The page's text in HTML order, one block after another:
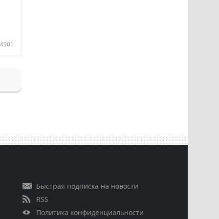
4901
Быстрая подписка на новости
RSS
Политика конфиденциальности